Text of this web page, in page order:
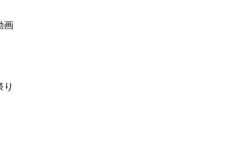
画
り